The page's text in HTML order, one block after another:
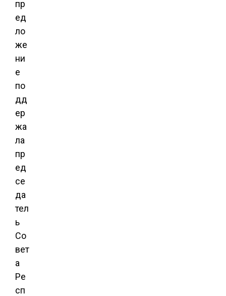
пр
ед
ло
же
ни
е
по
дд
ер
жа
ла
пр
ед
се
да
тел
ь
Со
вет
а
Ре
сп